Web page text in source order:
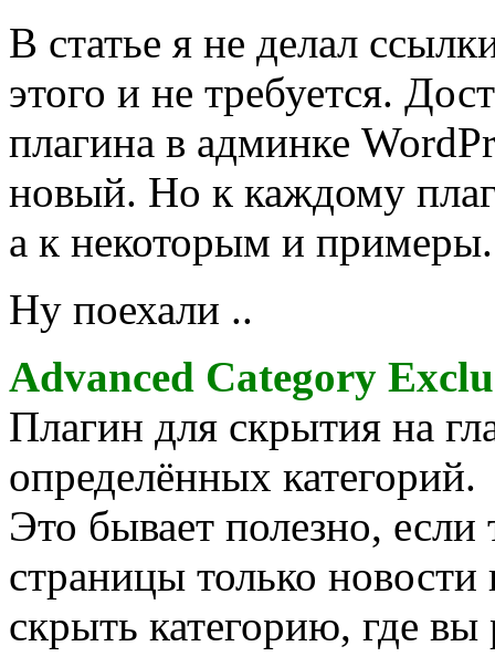
В статье я не делал
этого и не требуется.
плагина в админке
новый. Но к каждому
а к некоторым и примеры.
Ну поехали ..
Advanced Category
Плагин для скрытия на
определённых категорий.
Это бывает полезно, если
страницы только
скрыть категорию, где вы